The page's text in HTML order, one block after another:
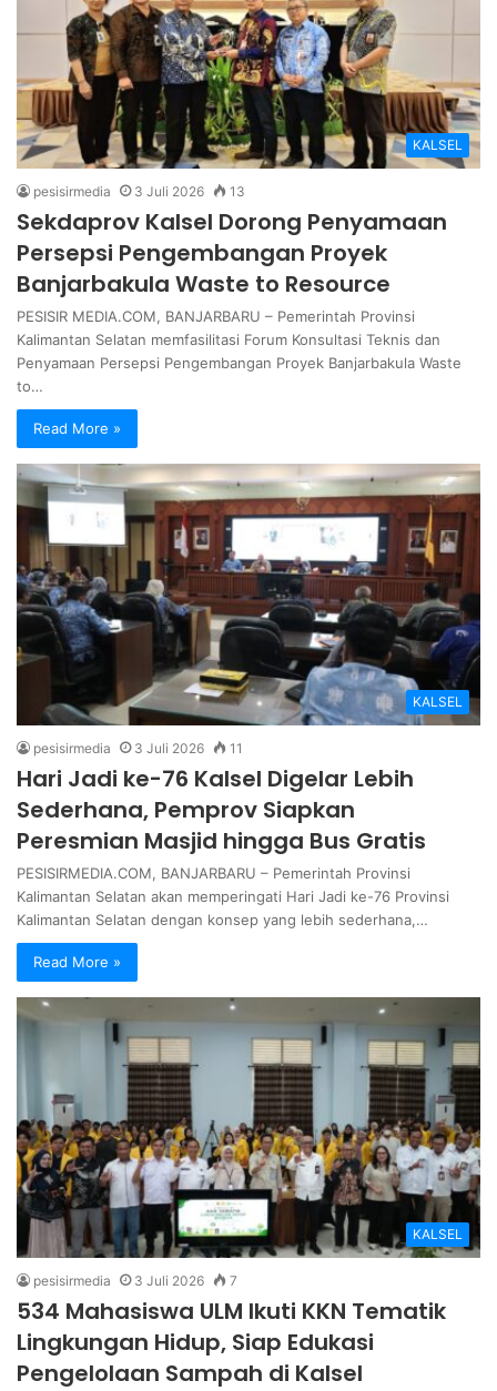
KALSEL
pesisirmedia 3 Juli 2026 13
Sekdaprov Kalsel Dorong Penyamaan
Persepsi Pengembangan Proyek
Banjarbakula Waste to Resource
PESISIR MEDIA.COM, BANJARBARU – Pemerintah Provinsi
Kalimantan Selatan memfasilitasi Forum Konsultasi Teknis dan
Penyamaan Persepsi Pengembangan Proyek Banjarbakula Waste
to…
Read More »
KALSEL
pesisirmedia 3 Juli 2026 11
Hari Jadi ke-76 Kalsel Digelar Lebih
Sederhana, Pemprov Siapkan
Peresmian Masjid hingga Bus Gratis
PESISIRMEDIA.COM, BANJARBARU – Pemerintah Provinsi
Kalimantan Selatan akan memperingati Hari Jadi ke-76 Provinsi
Kalimantan Selatan dengan konsep yang lebih sederhana,…
Read More »
KALSEL
pesisirmedia 3 Juli 2026 7
534 Mahasiswa ULM Ikuti KKN Tematik
Lingkungan Hidup, Siap Edukasi
Pengelolaan Sampah di Kalsel